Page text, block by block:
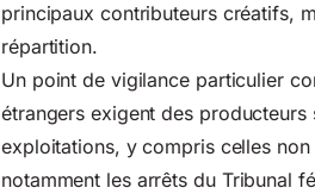
principaux contributeurs créatifs,
répartition.
Un point de vigilance particulier
étrangers exigent des
exploitations, y compris celles
notamment les arrêts du Tribunal